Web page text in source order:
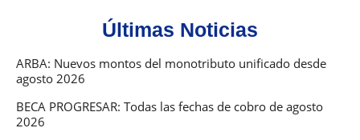
televisión
para
2025
Últimas Noticias
ARBA: Nuevos montos del monotributo unificado desde
agosto 2026
BECA PROGRESAR: Todas las fechas de cobro de agosto
2026